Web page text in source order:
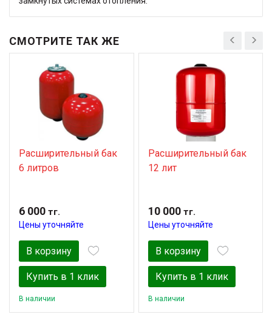
СМОТРИТЕ ТАК ЖЕ
Расширительный бак
6 литров
6 000 тг.
Цены уточняйте
В корзину
Купить в 1 клик
В наличии
Расширительный бак
12 лит
10 000тг.
Цены уточняйте
В корзину
Купить в 1 клик
В наличии